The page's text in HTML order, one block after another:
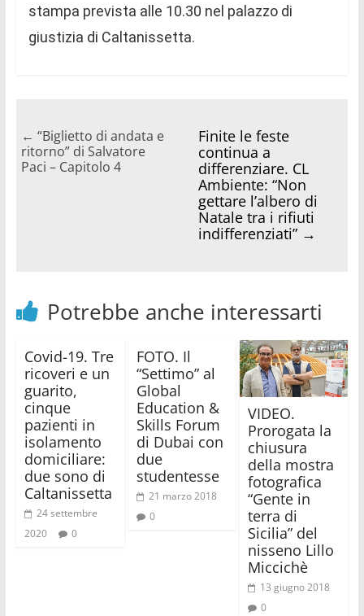
stampa prevista alle 10.30 nel palazzo di
giustizia di Caltanissetta.
← “Biglietto di andata e
ritorno” di Salvatore
Paci – Capitolo 4
Finite le feste
continua a
differenziare. CL
Ambiente: “Non
gettare l’albero di
Natale tra i rifiuti
indifferenziati” →
Potrebbe anche interessarti
Covid-19. Tre
ricoveri e un
guarito,
cinque
pazienti in
isolamento
domiciliare:
due sono di
Caltanissetta
24 settembre
2020
0
FOTO. Il
“Settimo” al
Global
Education &
Skills Forum
di Dubai con
due
studentesse
21 marzo 2018
0
VIDEO.
Prorogata la
chiusura
della mostra
fotografica
“Gente in
terra di
Sicilia” del
nisseno Lillo
Miccichè
13 giugno 2018
0